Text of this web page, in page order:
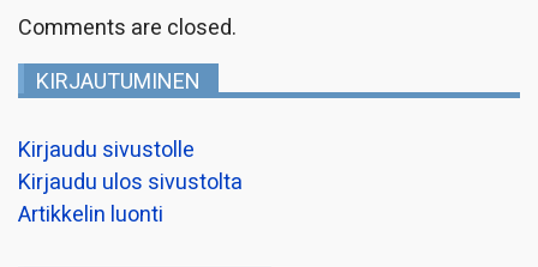
Comments are closed.
KIRJAUTUMINEN
Kirjaudu sivustolle
Kirjaudu ulos sivustolta
Artikkelin luonti